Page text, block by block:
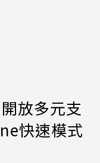
放多元支
快速模式